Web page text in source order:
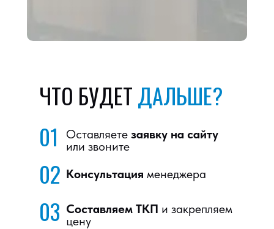
ЧТО БУДЕТДАЛЬШЕ?
Оставляете заявку на сайту
или звоните
01
Консультация менеджера
02
Составляем ТКП и закрепляем
цену
03